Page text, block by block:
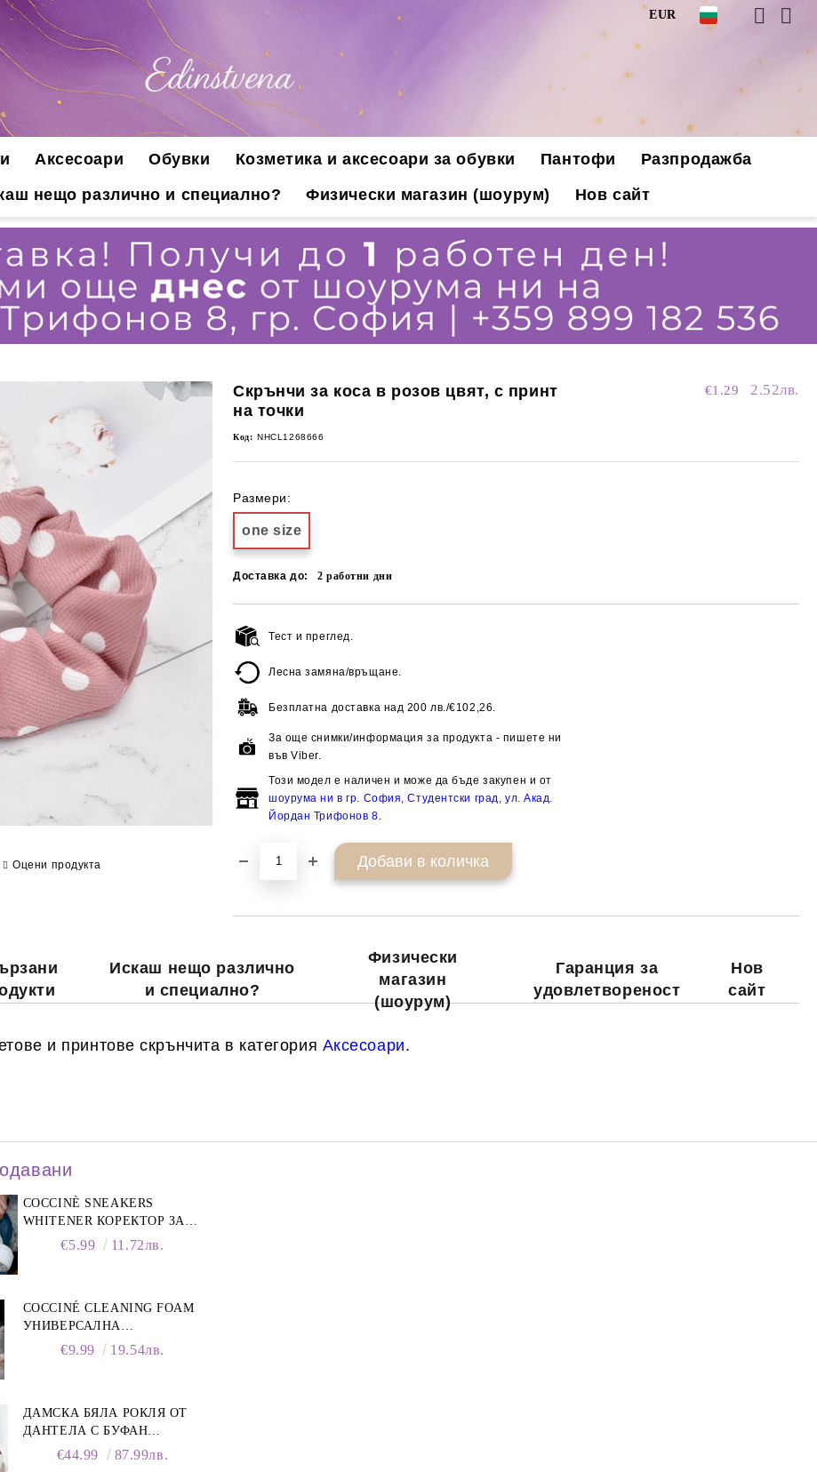
EUR
Аксесоари Обувки Козметика и аксесоари за обувки Пантофи
Разпродажба
нещо различно и специално? Физически магазин (шоурум) Нов сайт
Скрънчи за коса в розов цвят, с принт
на точки
€1.29 2.52лв.
Код: NHCL1268666
Размери:
one size
Доставка до: 2работни дни
Тест и преглед.
Лесна замяна/връщане.
Безплатна доставка над 200 лв./€102,26.
За още снимки/информация за продукта - пишете ни
във Viber.
Този модел е наличен и може да бъде закупен и от
шоурума ни в гр. София, Студентски град, ул. Акад.
Йордан Трифонов 8
Оцени продукта
Искаш нещо различно
и специално?
Физически
магазин
(шоурум)
Гаранция за
удовлетвореност
Нов
сайт
и принтове скрънчита в категория Аксесоари.
COCCINÈ SNEAKERS
WHITENER КОРЕКТОР ЗА
БЕЛИ МАРАТОНКИ, 75 ML
€5.99 11.72лв.
COCCINÉ CLEANING FOAM
УНИВЕРСАЛНА
ПОЧИСТВАЩА ПЯНА ЗА
€9.99 19.54лв.
ДАМСКА БЯЛА РОКЛЯ ОТ
ДАНТЕЛА С БУФАН
РЪКАВИ И ЯКА
€44.99 87.99лв.